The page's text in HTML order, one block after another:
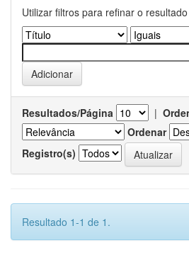
Utilizar filtros para refinar o
Resultados/Página |
Ordenar
Registro(s)
Resultado 1-1 de 1.